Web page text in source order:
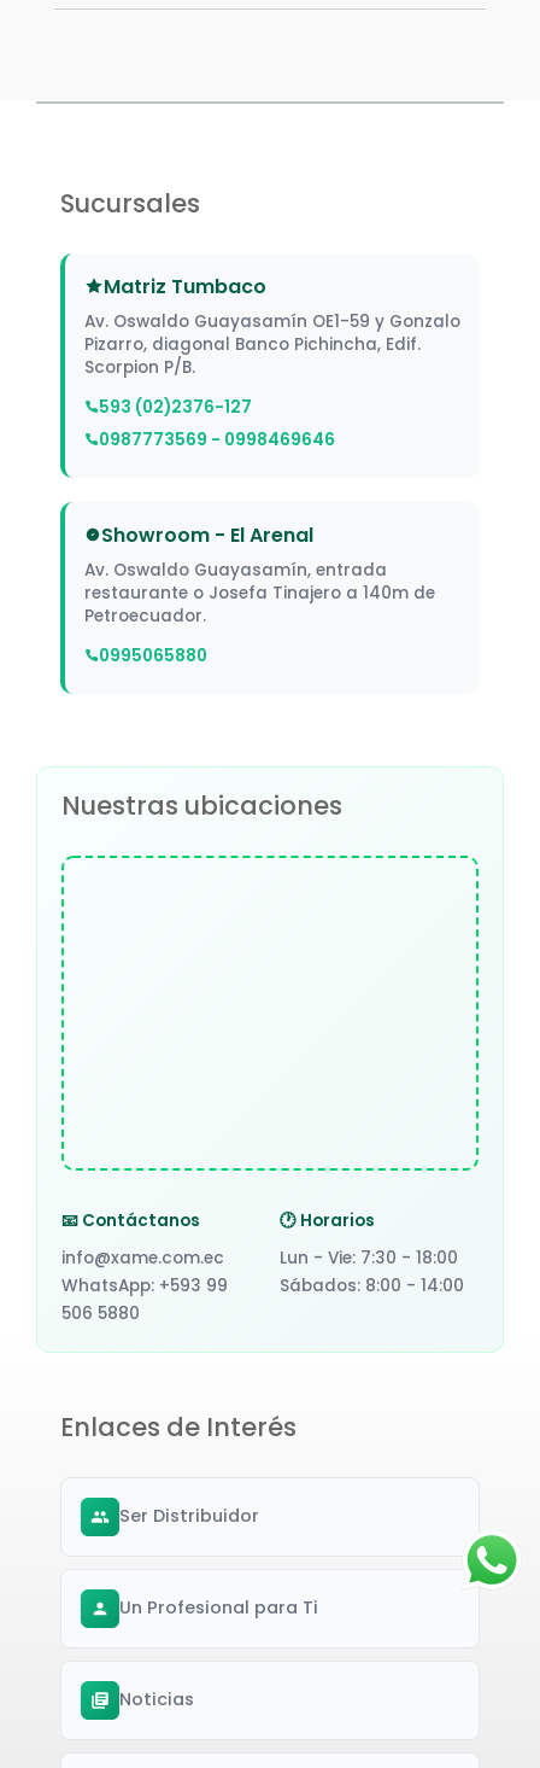
Sucursales
Matriz Tumbaco
Av. Oswaldo Guayasamín OE1-59 y Gonzalo
Pizarro, diagonal Banco Pichincha, Edif.
Scorpion P/B.
593 (02)2376-127
0987773569 - 0998469646
Showroom - El Arenal
Av. Oswaldo Guayasamín, entrada
restaurante o Josefa Tinajero a 140m de
Petroecuador.
0995065880
Nuestras ubicaciones
📧 Contáctanos
info@xame.com.ec
WhatsApp: +593 99
506 5880
🕐 Horarios
Lun - Vie: 7:30 - 18:00
Sábados: 8:00 - 14:00
Enlaces de Interés
Ser Distribuidor
Un Profesional para Ti
Noticias